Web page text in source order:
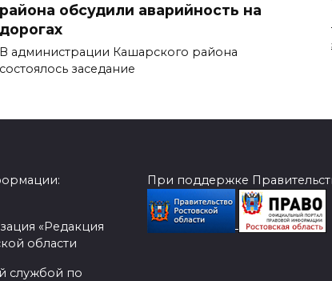
района обсудили аварийность на
дорогах
В администрации Кашарского района
состоялось заседание
«Редакция
области
службой по
При поддержке